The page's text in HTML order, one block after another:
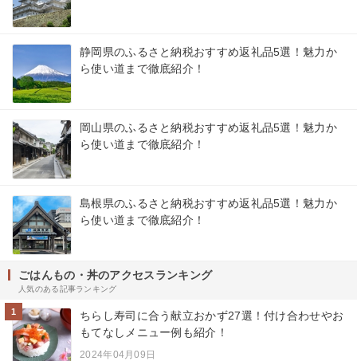
静岡県のふるさと納税おすすめ返礼品5選！魅力か
ら使い道まで徹底紹介！
岡山県のふるさと納税おすすめ返礼品5選！魅力か
ら使い道まで徹底紹介！
島根県のふるさと納税おすすめ返礼品5選！魅力か
ら使い道まで徹底紹介！
ごはんもの・丼のアクセスランキング
人気のある記事ランキング
1
ちらし寿司に合う献立おかず27選！付け合わせやお
もてなしメニュー例も紹介！
2024年04月09日